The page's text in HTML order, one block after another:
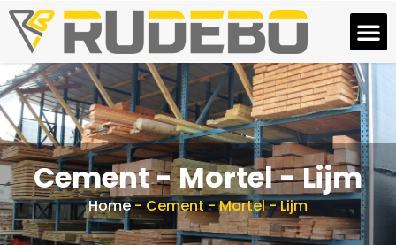
Cement - Mortel - Lijm
Home-Cement - Mortel - Lijm